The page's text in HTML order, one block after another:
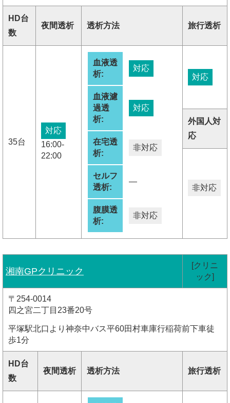
HD台
数
夜間透析 透析方法 旅行透析
35台
対応
16:00-
22:00
血液透
析:
対応
血液濾
過透
析:
対応
在宅透
析:
非対応
セルフ
透析:
―
腹膜透
析:
非対応
対応
外国人対
応
非対応
湘南GPクリニック
[クリニ
ック]
〒254-0014
四之宮二丁目23番20号
平塚駅北口より神奈中バス平60田村車庫行稲荷前下車徒
歩1分
HD台
数
夜間透析 透析方法 旅行透析